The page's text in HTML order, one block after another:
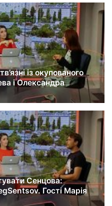
із окупованого
і Олександра
Сенцова:
Гості Марія